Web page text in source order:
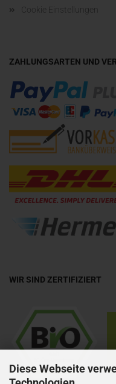
Diese Webseite
Cookie Einstellungen
ZAHLUNGSARTEN UND
WIR SIND ZERTIFIZIERT